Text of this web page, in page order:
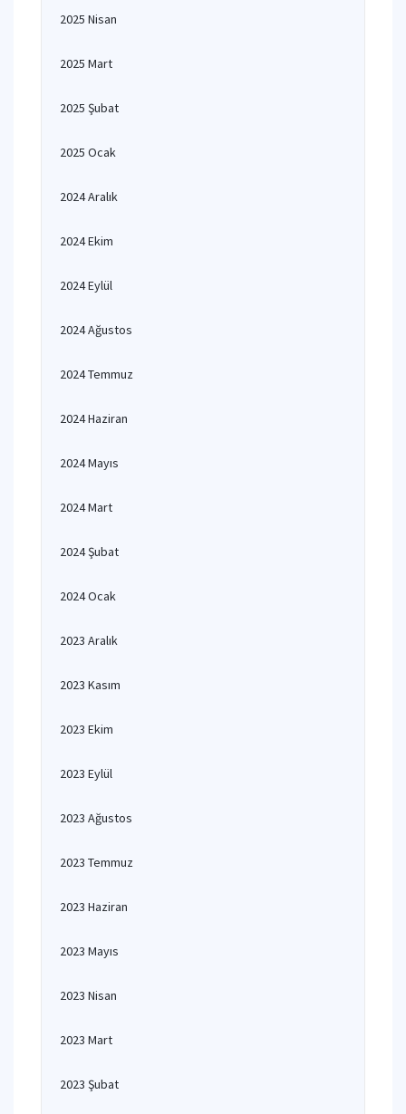
2025 Nisan
2025 Mart
2025 Şubat
2025 Ocak
2024 Aralık
2024 Ekim
2024 Eylül
2024 Ağustos
2024 Temmuz
2024 Haziran
2024 Mayıs
2024 Mart
2024 Şubat
2024 Ocak
2023 Aralık
2023 Kasım
2023 Ekim
2023 Eylül
2023 Ağustos
2023 Temmuz
2023 Haziran
2023 Mayıs
2023 Nisan
2023 Mart
2023 Şubat